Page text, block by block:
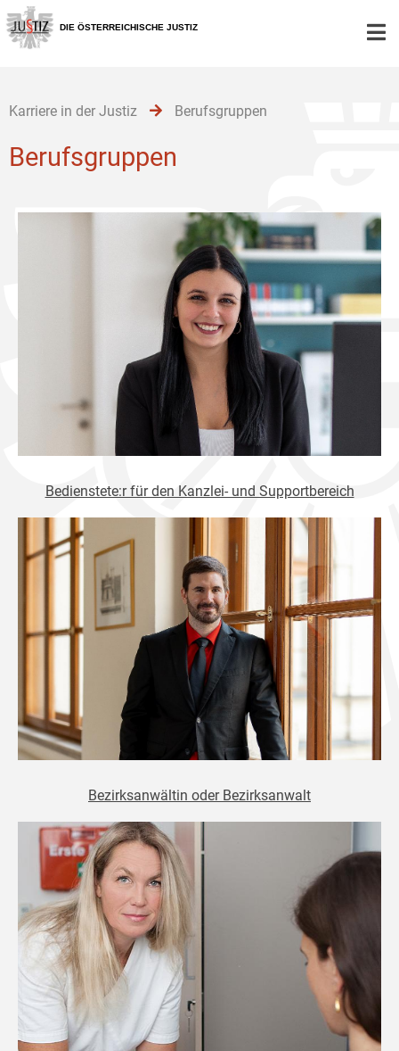
Zur
Hauptnavigation
[1]
Zum
Inhalt
[2]
Zum
Untermenü
[3]
DIE ÖSTERREICHISCHE JUSTIZ
Karriere in der Justiz Berufsgruppen
Berufsgruppen
Bedienstete:r für den Kanzlei- und Supportbereich
Bezirksanwältin oder Bezirksanwalt